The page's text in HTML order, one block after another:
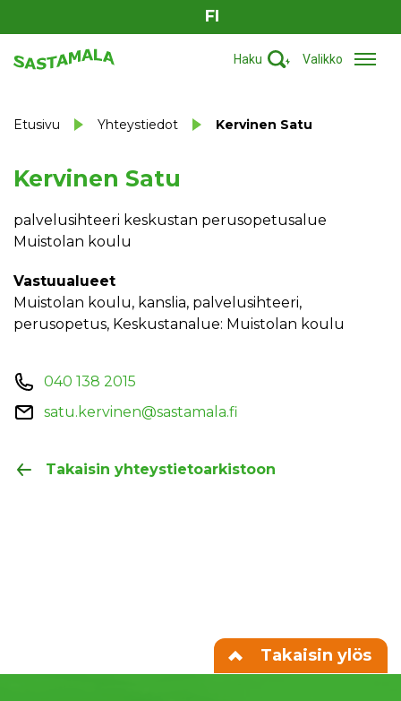
FI
Haku Valikko
Etusivu Yhteystiedot Kervinen Satu
Kervinen Satu
palvelusihteeri keskustan perusopetusalue
Muistolan koulu
Vastuualueet
Muistolan koulu, kanslia, palvelusihteeri,
perusopetus, Keskustanalue: Muistolan koulu
040 138 2015
satu.kervinen@sastamala.fi
Takaisin yhteystietoarkistoon
Takaisin ylös